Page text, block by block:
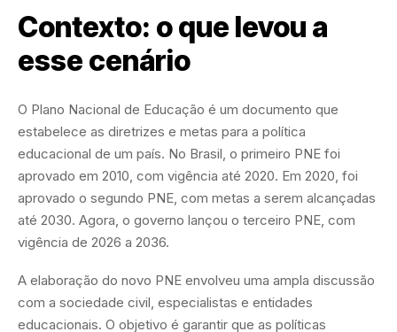
Contexto: o que levou a
esse cenário
O Plano Nacional de Educação é um documento que
estabelece as diretrizes e metas para a política
educacional de um país. No Brasil, o primeiro PNE foi
aprovado em 2010, com vigência até 2020. Em 2020, foi
aprovado o segundo PNE, com metas a serem alcançadas
até 2030. Agora, o governo lançou o terceiro PNE, com
vigência de 2026 a 2036.
A elaboração do novo PNE envolveu uma ampla discussão
com a sociedade civil, especialistas e entidades
educacionais. O objetivo é garantir que as políticas